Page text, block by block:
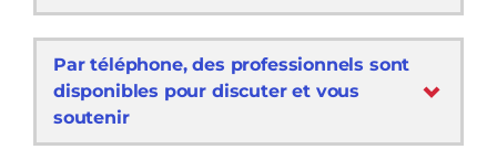
Par téléphone, des professionnels sont
disponibles pour discuter et vous
soutenir